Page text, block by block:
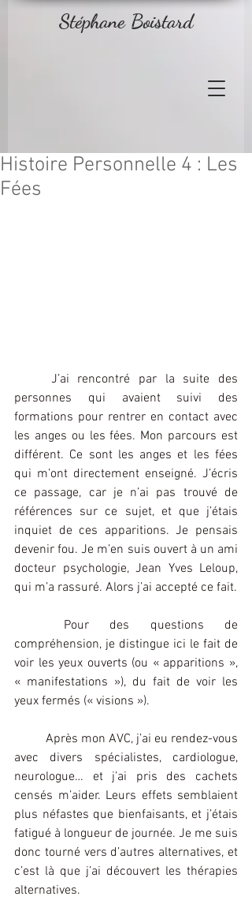
Stéphane Boistard
Histoire Personnelle 4 : Les
Fées
personnes qui avaient suivi des
formations pour rentrer en contact avec
les anges ou les fées. Mon parcours est
différent. Ce sont les anges et les fées
qui m’ont directement enseigné. J’écris
ce passage, car je n’ai pas trouvé de
références sur ce sujet, et que j’étais
inquiet de ces apparitions. Je pensais
devenir fou. Je m’en suis ouvert à un ami
docteur psychologie, Jean Yves Leloup,
qui m’a rassuré. Alors j’ai accepté ce fait.
compréhension, je distingue ici le fait de
voir les yeux ouverts (ou « apparitions »,
« manifestations »), du fait de voir les
yeux fermés (« visions »).
avec divers spécialistes, cardiologue,
neurologue… et j’ai pris des cachets
censés m’aider. Leurs effets semblaient
plus néfastes que bienfaisants, et j’étais
fatigué à longueur de journée. Je me suis
donc tourné vers d’autres alternatives, et
c’est là que j’ai découvert les thérapies
alternatives.